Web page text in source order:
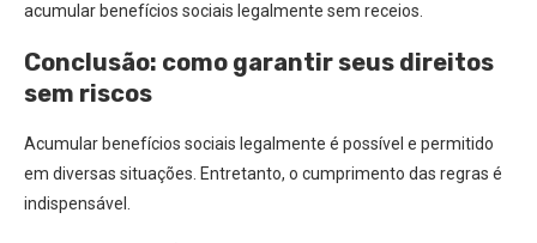
acumular benefícios sociais legalmente sem receios.
Conclusão: como garantir seus direitos
sem riscos
Acumular benefícios sociais legalmente é possível e permitido
em diversas situações. Entretanto, o cumprimento das regras é
indispensável.